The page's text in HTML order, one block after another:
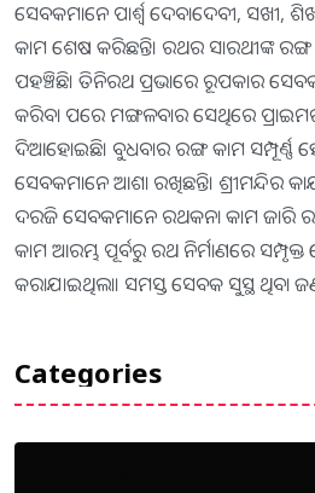
ସେବକମାନେ ପାର୍ଶ୍ୱ ଦେବାଦେବୀ, ସଖୀ,
କାମ ଶେଷ କରିଛନ୍ତି। ରଥର ସାରଥୀଙ୍କ
ପହଞ୍ଚିଛି। ତିନିରଥ ପ୍ରଭାରେ ରୂପକାର
କରିବା ପରେ ମଙ୍ଗଳବାର ସେଥିରେ
ଦିଆହୋଇଛି। ବୁଧବାର ରଙ୍ଗ କାମ ସମ୍ପୂର୍ଣ୍ଣ
ସେବକମାନେ ଆଶା ରଖିଛନ୍ତି। ଶ୍ରୀମନ୍ଦିର
ଦରଜି ସେବକମାନେ ରଥକନା କାମ ଜାରି
କାମ ଆରମ୍ଭ ପୂର୍ବରୁ ରଥ ନିର୍ମାଣରେ ସମ୍ପୃକ୍ତ
କରାଯାଇଥିଲା। ସମସ୍ତ ସେବକ ସୁସ୍ଥ ଥିବା
Categories